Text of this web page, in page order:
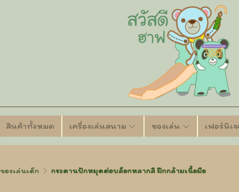
สินค้าทั้งหมด เครื่องเล่นสนาม ของเล่น เฟอร์นิเ
ของเล่นเด็ก กระดานปักหมุดต่อบล็อกหลากสี ฝึกกล้ามเนื้อมือ